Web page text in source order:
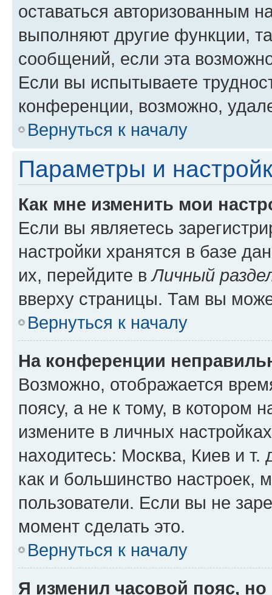
оставаться авторизованным
выполняют другие функции,
сообщений, если эта
Если вы испытываете
конференции, возможно,
Вернуться к началу
Параметры и
Как мне изменить мои
Если вы являетесь
настройки хранятся в базе
их, перейдите вЛичный
вверху страницы. Там вы
Вернуться к началу
На конференции
Возможно, отображается
поясу, а не к тому, в котором
измените в личных
находитесь: Москва, Киев и т.
как и большинство настроек,
пользователи. Если вы не
момент сделать это.
Вернуться к началу
Я изменил часовой пояс,